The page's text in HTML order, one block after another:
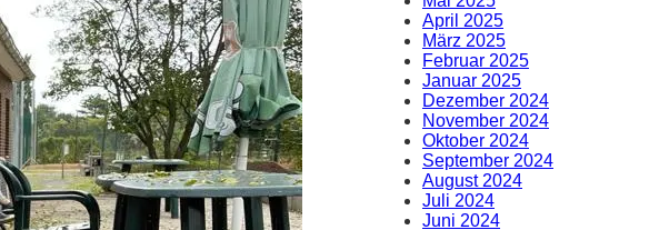
April 2025
März 2025
Februar 2025
Januar 2025
Dezember 2024
November 2024
Oktober 2024
September 2024
August 2024
Juli 2024
Juni 2024